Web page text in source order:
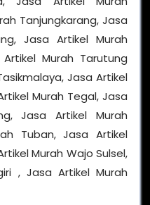
Tanjungkarang, Jasa
Jasa Artikel Murah
Murah Tarutung
Jasa Artikel
Murah Tegal, Jasa
Jasa Artikel Murah
Tuban, Jasa Artikel
Murah Wajo Sulsel,
, Jasa Artikel Murah